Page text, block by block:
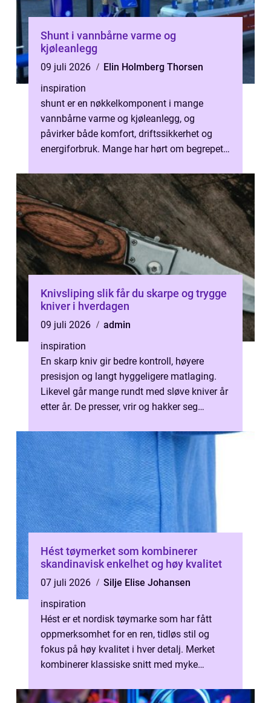
Shunt i vannbårne varme og
kjøleanlegg
09 juli 2026
Elin Holmberg Thorsen
inspiration
shunt er en nøkkelkomponent i mange
vannbårne varme og kjøleanlegg, og
påvirker både komfort, driftssikkerhet og
energiforbruk. Mange har hørt om begrepet,
hv...
Knivsliping slik får du skarpe og trygge
kniver i hverdagen
09 juli 2026
admin
inspiration
En skarp kniv gir bedre kontroll, høyere
presisjon og langt hyggeligere matlaging.
Likevel går mange rundt med sløve kniver år
etter år. De presser, vrir og hakker seg
Hést tøymerket som kombinerer
skandinavisk enkelhet og høy kvalitet
07 juli 2026
Silje Elise Johansen
inspiration
Hést er et nordisk tøymarke som har fått
oppmerksomhet for en ren, tidløs stil og
fokus på høy kvalitet i hver detalj. Merket
kombinerer klassiske snitt med myke